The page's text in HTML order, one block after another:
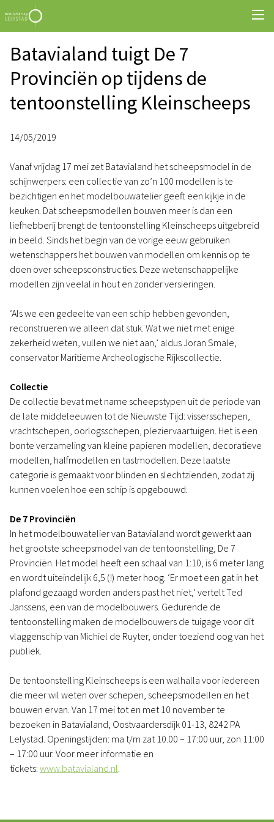
Batavialand tuigt De 7
Provinciën op tijdens de
tentoonstelling Kleinscheeps
14/05/2019
Vanaf vrijdag 17 mei zet Batavialand het scheepsmodel in de
schijnwerpers: een collectie van zo’n 100 modellen is te
bezichtigen en het modelbouwatelier geeft een kijkje in de
keuken. Dat scheepsmodellen bouwen meer is dan een
liefhebberij brengt de tentoonstelling Kleinscheeps uitgebreid
in beeld. Sinds het begin van de vorige eeuw gebruiken
wetenschappers het bouwen van modellen om kennis op te
doen over scheepsconstructies. Deze wetenschappelijke
modellen zijn veelal in hout en zonder versieringen.
‘Als we een gedeelte van een schip hebben gevonden,
reconstrueren we alleen dat stuk. Wat we niet met enige
zekerheid weten, vullen we niet aan,’ aldus Joran Smale,
conservator Maritieme Archeologische Rijkscollectie.
Collectie
De collectie bevat met name scheepstypen uit de periode van
de late middeleeuwen tot de Nieuwste Tijd: vissersschepen,
vrachtschepen, oorlogsschepen, pleziervaartuigen. Het is een
bonte verzameling van kleine papieren modellen, decoratieve
modellen, halfmodellen en tastmodellen. Deze laatste
categorie is gemaakt voor blinden en slechtzienden, zodat zij
kunnen voelen hoe een schip is opgebouwd.
De 7 Provinciën
In het modelbouwatelier van Batavialand wordt gewerkt aan
het grootste scheepsmodel van de tentoonstelling, De 7
Provinciën. Het model heeft een schaal van 1:10, is 6 meter lang
en wordt uiteindelijk 6,5 (!) meter hoog. ‘Er moet een gat in het
plafond gezaagd worden anders past het niet,’ vertelt Ted
Janssens, een van de modelbouwers. Gedurende de
tentoonstelling maken de modelbouwers de tuigage voor dit
vlaggenschip van Michiel de Ruyter, onder toeziend oog van het
publiek.
De tentoonstelling Kleinscheeps is een walhalla voor iedereen
die meer wil weten over schepen, scheepsmodellen en het
bouwen ervan. Van 17 mei tot en met 10 november te
bezoeken in Batavialand, Oostvaardersdijk 01-13, 8242 PA
Lelystad. Openingstijden: ma t/m zat 10.00 – 17:00 uur, zon 11:00
– 17:00 uur. Voor meer informatie en
tickets: www.batavialand.nl.